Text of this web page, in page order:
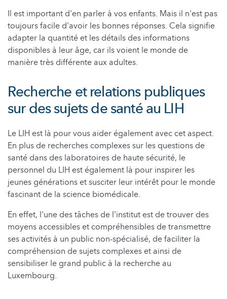
Il est important d'en parler à vos enfants. Mais il n'est pas
toujours facile d'avoir les bonnes réponses. Cela signifie
adapter la quantité et les détails des informations
disponibles à leur âge, car ils voient le monde de
manière très différente aux adultes.
Recherche et relations publiques
sur des sujets de santé au LIH
Le LIH est là pour vous aider également avec cet aspect.
En plus de recherches complexes sur les questions de
santé dans des laboratoires de haute sécurité, le
personnel du LIH est également là pour inspirer les
jeunes générations et susciter leur intérêt pour le monde
fascinant de la science biomédicale.
En effet, l'une des tâches de l'institut est de trouver des
moyens accessibles et compréhensibles de transmettre
ses activités à un public non-spécialisé, de faciliter la
compréhension de sujets complexes et ainsi de
sensibiliser le grand public à la recherche au
Luxembourg.